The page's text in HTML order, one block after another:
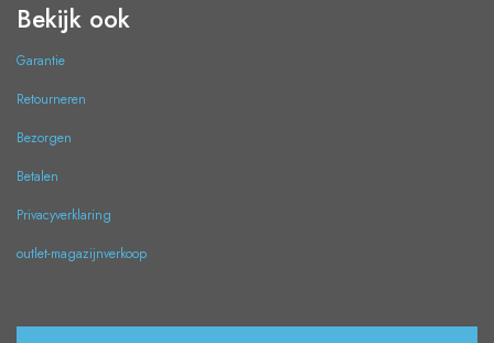
Bekijk ook
Garantie
Retourneren
Bezorgen
Betalen
Privacyverklaring
outlet-magazijnverkoop